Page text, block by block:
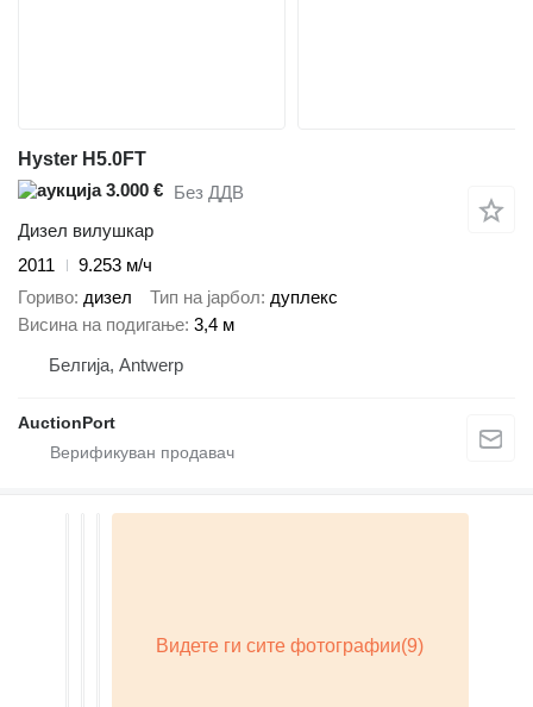
Hyster H5.0FT
3.000 € Без ДДВ
Дизел вилушкар
2011
9.253 м/ч
Гориво дизел Тип на јарбол дуплекс
Висина на подигање 3,4 м
Белгија, Antwerp
AuctionPort